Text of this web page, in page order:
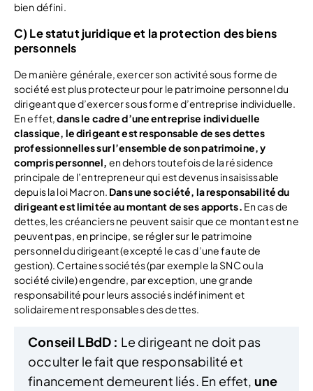
bien défini.
C) Le statut juridique et la protection des biens
personnels
De manière générale, exercer son activité sous forme de
société est plus protecteur pour le patrimoine personnel du
dirigeant que d’exercer sous forme d’entreprise individuelle.
En effet,dans le cadre d’une entreprise individuelle
classique, le dirigeant est responsable de ses dettes
professionnelles sur l’ensemble de son patrimoine, y
compris personnel, en dehors toutefois de la résidence
principale de l’entrepreneur qui est devenus insaisissable
depuis la loi Macron. Dans une société, la responsabilité du
dirigeant est limitée au montant de ses apports. En cas de
dettes, les créanciers ne peuvent saisir que ce montant est ne
peuvent pas, en principe, se régler sur le patrimoine
personnel du dirigeant (excepté le cas d’une faute de
gestion). Certaines sociétés (par exemple la SNC ou la
société civile) engendre, par exception, une grande
responsabilité pour leurs associés indéfiniment et
solidairement responsables des dettes.
Conseil LBdD : Le dirigeant ne doit pas
occulter le fait que responsabilité et
financement demeurent liés. En effet, une